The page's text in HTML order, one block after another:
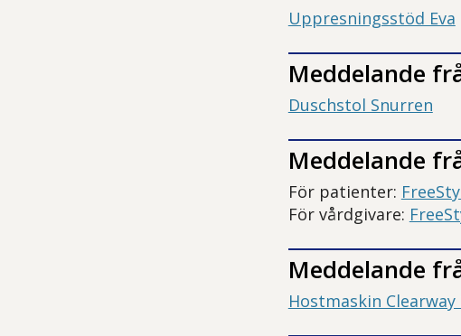
Uppresningsstöd Eva
Meddelande
Duschstol Snurren
Meddelande
För patienter:
För vårdgivare:
Meddelande
Hostmaskin Clearway